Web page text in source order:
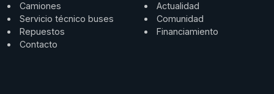
Camiones
Servicio técnico buses
Repuestos
Contacto
Actualidad
Comunidad
Financiamiento